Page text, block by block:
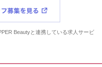
Beautyと連携している求人サービ